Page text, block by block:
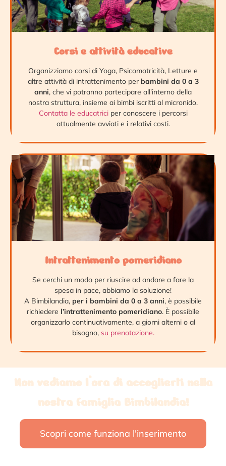
Corsi e attività educative
Organizziamo corsi di Yoga, Psicomotricità, Letture e
altre attività di intrattenimento per bambini da 0 a 3
anni, che vi potranno partecipare all'interno della
nostra struttura, insieme ai bimbi iscritti al micronido.
Contatta le educatriciper conoscere i percorsi
attualmente avviati e i relativi costi.
Intrattenimento pomeridiano
Se cerchi un modo per riuscire ad andare a fare la
spesa in pace, abbiamo la soluzione!
A Bimbilandia, per i bambini da 0 a 3 anni, è possibile
richiedere l’intrattenimento pomeridiano. È possibile
organizzarlo continuativamente, a giorni alterni o al
bisogno, su prenotazione.
Non vediamo l’ora di accoglierti nella
nostra famiglia Bimbilandia!
Scopri come funziona l'inserimento